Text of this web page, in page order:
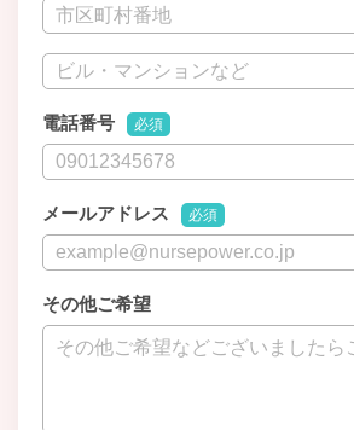
電話番号 必須
メールアドレス 必須
その他ご希望